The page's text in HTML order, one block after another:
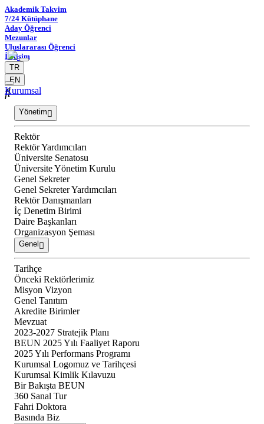
Akademik Takvim
7/24 Kütüphane
Aday Öğrenci
Mezunlar
Uluslararası Öğrenci
İletişim
TR
EN
Kurumsal
Yönetim
Rektör
Rektör Yardımcıları
Üniversite Senatosu
Üniversite Yönetim Kurulu
Genel Sekreter
Genel Sekreter Yardımcıları
Rektör Danışmanları
İç Denetim Birimi
Daire Başkanları
Organizasyon Şeması
Genel
Tarihçe
Önceki Rektörlerimiz
Misyon Vizyon
Genel Tanıtım
Akredite Birimler
Mevzuat
2023-2027 Stratejik Planı
BEUN 2025 Yılı Faaliyet Raporu
2025 Yılı Performans Programı
Kurumsal Logomuz ve Tarihçesi
Kurumsal Kimlik Kılavuzu
Bir Bakışta BEUN
360 Sanal Tur
Fahri Doktora
Basında Biz